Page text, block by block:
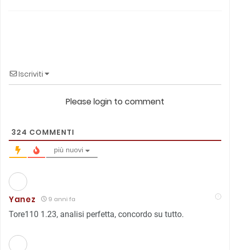
Iscriviti
Please login to comment
324 COMMENTI
più nuovi
Yanez 9 anni fa
Tore110 1.23, analisi perfetta, concordo su tutto.